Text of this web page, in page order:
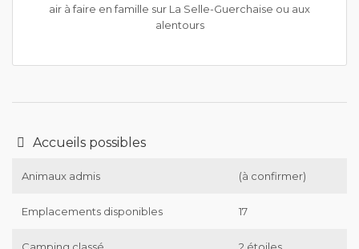
air à faire en famille sur La Selle-Guerchaise ou aux
alentours
Accueils possibles
Animaux admis (à confirmer)
Emplacements disponibles 17
Camping classé 2 étoiles